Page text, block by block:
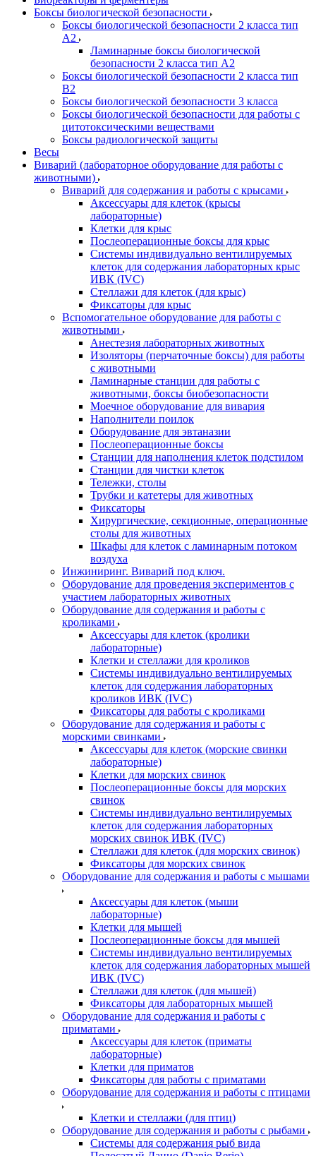
Боксы биологической безопасности
Боксы биологической безопасности 2 класса тип
A2
Ламинарные боксы биологической
безопасности 2 класса тип A2
Боксы биологической безопасности 2 класса тип
B2
Боксы биологической безопасности 3 класса
Боксы биологической безопасности для работы с
цитотоксическими веществами
Боксы радиологической защиты
Весы
Виварий (лабораторное оборудование для работы с
животными)
Виварий для содержания и работы с крысами
Аксессуары для клеток (крысы
лабораторные)
Клетки для крыс
Послеоперационные боксы для крыс
Системы индивидуально вентилируемых
клеток для содержания лабораторных крыс
ИВК (IVC)
Стеллажи для клеток (для крыс)
Фиксаторы для крыс
Вспомогательное оборудование для работы с
животными
Анестезия лабораторных животных
Изоляторы (перчаточные боксы) для работы
с животными
Ламинарные станции для работы с
животными, боксы биобезопасности
Моечное оборудование для вивария
Наполнители поилок
Оборудование для эвтаназии
Послеоперационные боксы
Станции для наполнения клеток подстилом
Станции для чистки клеток
Тележки, столы
Трубки и катетеры для животных
Фиксаторы
Хирургические, секционные, операционные
столы для животных
Шкафы для клеток с ламинарным потоком
воздуха
Инжиниринг. Виварий под ключ.
Оборудование для проведения экспериментов с
участием лабораторных животных
Оборудование для содержания и работы с
кроликами
Аксессуары для клеток (кролики
лабораторные)
Клетки и стеллажи для кроликов
Системы индивидуально вентилируемых
клеток для содержания лабораторных
кроликов ИВК (IVC)
Фиксаторы для работы с кроликами
Оборудование для содержания и работы с
морскими свинками
Аксессуары для клеток (морские свинки
лабораторные)
Клетки для морских свинок
Послеоперационные боксы для морских
свинок
Системы индивидуально вентилируемых
клеток для содержания лабораторных
морских свинок ИВК (IVC)
Стеллажи для клеток (для морских свинок)
Фиксаторы для морских свинок
Оборудование для содержания и работы с мышами
Аксессуары для клеток (мыши
лабораторные)
Клетки для мышей
Послеоперационные боксы для мышей
Системы индивидуально вентилируемых
клеток для содержания лабораторных мышей
ИВК (IVC)
Стеллажи для клеток (для мышей)
Фиксаторы для лабораторных мышей
Оборудование для содержания и работы с
приматами
Аксессуары для клеток (приматы
лабораторные)
Клетки для приматов
Фиксаторы для работы с приматами
Оборудование для содержания и работы с птицами
Клетки и стеллажи (для птиц)
Оборудование для содержания и работы с рыбами
Системы для содержания рыб вида